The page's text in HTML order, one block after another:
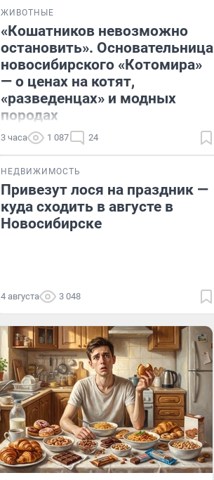
ЖИВОТНЫЕ
«Кошатников невозможно
остановить». Основательница
новосибирского «Котомира»
— о ценах на котят,
«разведенцах» и модных
породах
3 часа 1 087 24
НЕДВИЖИМОСТЬ
Привезут лося на праздник —
куда сходить в августе в
Новосибирске
4 августа 3 048